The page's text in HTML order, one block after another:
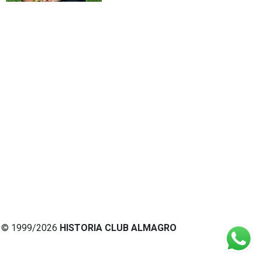
© 1999/2026 HISTORIA CLUB ALMAGRO